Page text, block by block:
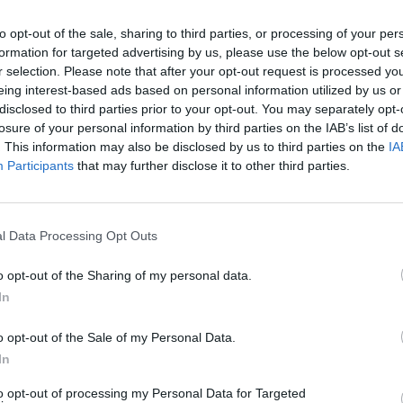
opt-out of the sale, sharing to third parties, or processing of your
for targeted advertising by us, please use the below opt-out
selection. Please note that after your opt-out request is processed
interest-based ads based on personal information utilized by us
to third parties prior to your opt-out. You may separately
of your personal information by third parties on the IAB’s list of
This information may also be disclosed by us to third parties on the
Participants that may further disclose it to other third parties.
Data Processing Opt Outs
opt-out of the Sharing of my personal data.
opt-out of the Sale of my Personal Data.
opt-out of processing my Personal Data for Targeted
stycken helt okända
Natoansökantill
att köpa F-16-flygplan
16 och Sverige, skyndar
letar efter ett tecken på
från Erdogans
till döds i
senare i Tullinge.
grovt vapenbrott.
dörrar i
en kort stund efter
Dick
Donald Trump Dömda
Fängelse Förhör Grov
Jimmie Åkesson
Kriminalvården
LagarMichael
Upprättelse